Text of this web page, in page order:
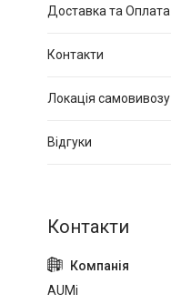
Доставка та Оплата
Контакти
Локація самовивозу
Відгуки
AUMi